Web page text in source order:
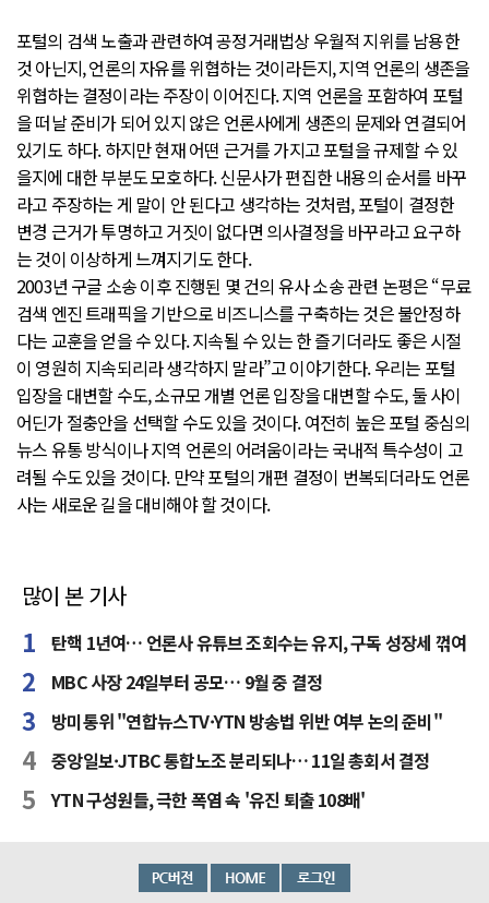
포털의 검색 노출과 관련하여 공정거래법상 우월적 지위를 남용한
것 아닌지, 언론의 자유를 위협하는 것이라든지, 지역 언론의 생존을
위협하는 결정이라는 주장이 이어진다. 지역 언론을 포함하여 포털
을 떠날 준비가 되어 있지 않은 언론사에게 생존의 문제와 연결되어
있기도 하다. 하지만 현재 어떤 근거를 가지고 포털을 규제할 수 있
을지에 대한 부분도 모호하다. 신문사가 편집한 내용의 순서를 바꾸
라고 주장하는 게 말이 안 된다고 생각하는 것처럼, 포털이 결정한
변경 근거가 투명하고 거짓이 없다면 의사결정을 바꾸라고 요구하
는 것이 이상하게 느껴지기도 한다.
2003년 구글 소송 이후 진행된 몇 건의 유사 소송 관련 논평은 “무료
검색 엔진 트래픽을 기반으로 비즈니스를 구축하는 것은 불안정하
다는 교훈을 얻을 수 있다. 지속될 수 있는 한 즐기더라도 좋은 시절
이 영원히 지속되리라 생각하지 말라”고 이야기한다. 우리는 포털
입장을 대변할 수도, 소규모 개별 언론 입장을 대변할 수도, 둘 사이
어딘가 절충안을 선택할 수도 있을 것이다. 여전히 높은 포털 중심의
뉴스 유통 방식이나 지역 언론의 어려움이라는 국내적 특수성이 고
려될 수도 있을 것이다. 만약 포털의 개편 결정이 번복되더라도 언론
사는 새로운 길을 대비해야 할 것이다.
많이 본 기사
탄핵 1년여… 언론사 유튜브 조회수는 유지, 구독 성장세 꺾여
MBC 사장 24일부터 공모… 9월 중 결정
방미통위 "연합뉴스TV·YTN 방송법 위반 여부 논의 준비"
중앙일보·JTBC 통합노조 분리되나… 11일 총회서 결정
YTN 구성원들, 극한 폭염 속 '유진 퇴출 108배'